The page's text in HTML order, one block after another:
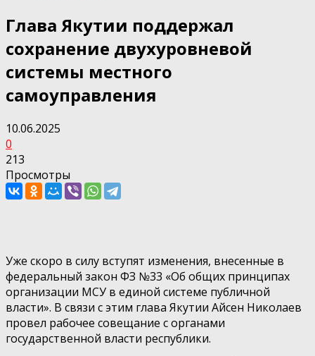
Глава Якутии поддержал
сохранение двухуровневой
системы местного
самоуправления
10.06.2025
0
213
Просмотры
Уже скоро в силу вступят изменения, внесенные в
федеральный закон ФЗ №33 «Об общих принципах
организации МСУ в единой системе публичной
власти». В связи с этим глава Якутии Айсен Николаев
провел рабочее совещание с органами
государственной власти республики.